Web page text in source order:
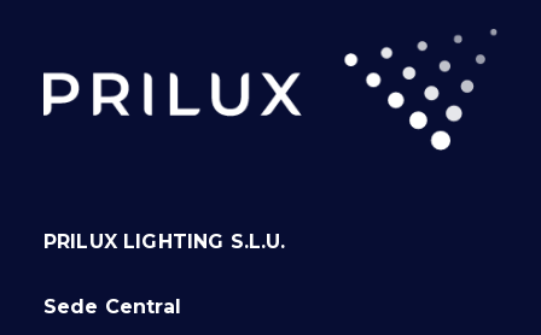
PRILUX LIGHTING S.L.U.
Sede Central